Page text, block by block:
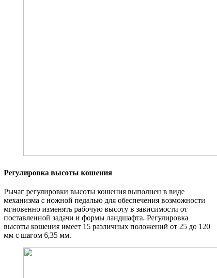
Регулировка высоты кошения
Рычаг регулировки высоты кошения выполнен в виде
механизма с ножной педалью для обеспечения возможности
мгновенно изменять рабочую высоту в зависимости от
поставленной задачи и формы ландшафта. Регулировка
высоты кошения имеет 15 различных положений от 25 до 120
мм с шагом 6,35 мм.